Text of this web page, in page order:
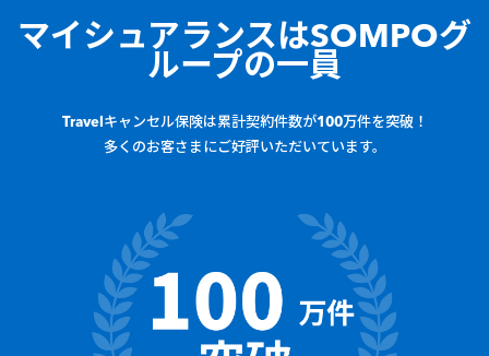
マイシュアランスはSOMPOグ
ループの一員
Travelキャンセル保険は累計契約件数が100万件を突破！
多くのお客さまにご好評いただいています。